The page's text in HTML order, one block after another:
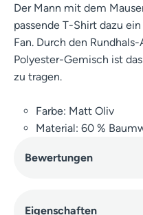
Der Mann mit dem
passende T-Shirt dazu
Fan. Durch den
Polyester-Gemisch ist
zu tragen.
Farbe: Matt Oliv
Material: 60 %
Bewertungen
Eigenschaften